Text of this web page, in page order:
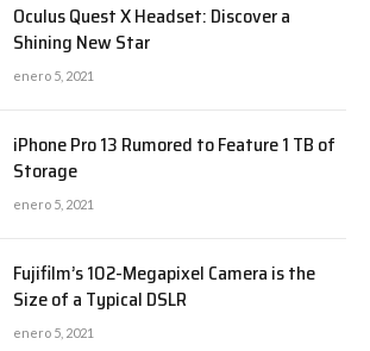
Oculus Quest X Headset: Discover a
Shining New Star
enero 5, 2021
iPhone Pro 13 Rumored to Feature 1 TB of
Storage
enero 5, 2021
Fujifilm’s 102-Megapixel Camera is the
Size of a Typical DSLR
enero 5, 2021